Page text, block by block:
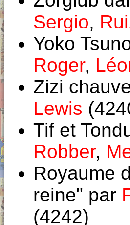
Sergio,
Yoko
Roger,
Zizi
Lewis
Tif et
Robber,
Royaume
reine" par
(4242)